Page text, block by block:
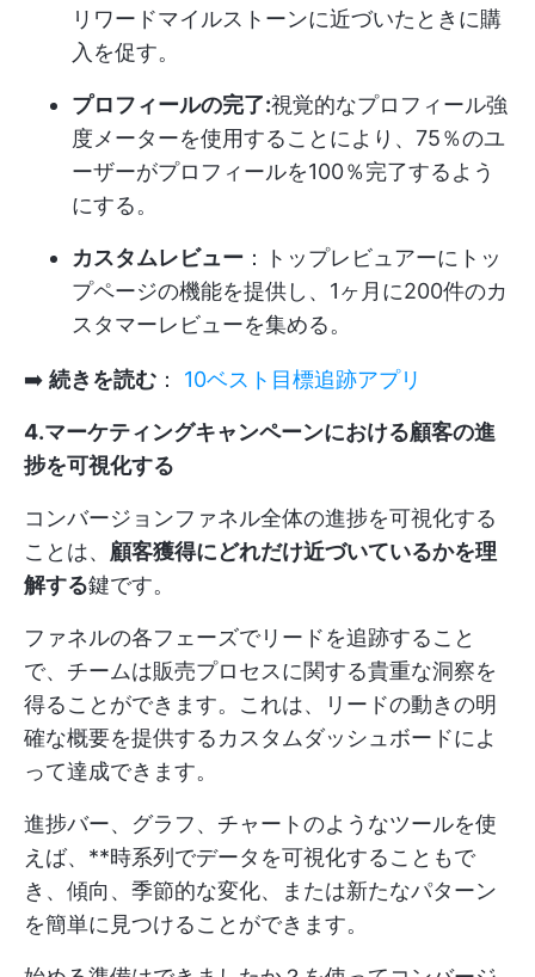
リワードマイルストーンに近づいたときに購
入を促す。
プロフィールの完了:視覚的なプロフィール強
度メーターを使用することにより、75％のユ
ーザーがプロフィールを100％完了するよう
にする。
カスタムレビュー ：トップレビュアーにトッ
プページの機能を提供し、1ヶ月に200件のカ
スタマーレビューを集める。
➡️ 続きを読む ： 10ベスト目標追跡アプリ
4.マーケティングキャンペーンにおける顧客の進
捗を可視化する
コンバージョンファネル全体の進捗を可視化する
ことは、 顧客獲得にどれだけ近づいているかを理
解する鍵です。
ファネルの各フェーズでリードを追跡すること
で、チームは販売プロセスに関する貴重な洞察を
得ることができます。これは、リードの動きの明
確な概要を提供するカスタムダッシュボードによ
って達成できます。
進捗バー、グラフ、チャートのようなツールを使
えば、**時系列でデータを可視化することもで
き、傾向、季節的な変化、または新たなパターン
を簡単に見つけることができます。